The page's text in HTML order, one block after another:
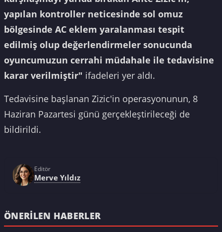
yapılan kontroller neticesinde sol omuz
bölgesinde AC eklem yaralanması tespit
edilmiş olup değerlendirmeler sonucunda
oyuncumuzun cerrahi müdahale ile tedavisine
karar verilmiştir" ifadeleri yer aldı.
Tedavisine başlanan Zizic'in operasyonunun, 8
Haziran Pazartesi günü gerçekleştirileceği de
bildirildi.
Editör
Merve Yıldız
ÖNERILEN HABERLER